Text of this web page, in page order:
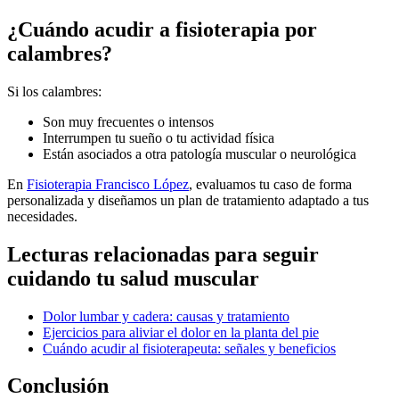
¿Cuándo acudir a fisioterapia por
calambres?
Si los calambres:
Son muy frecuentes o intensos
Interrumpen tu sueño o tu actividad física
Están asociados a otra patología muscular o neurológica
En Fisioterapia Francisco López, evaluamos tu caso de forma
personalizada y diseñamos un plan de tratamiento adaptado a tus
necesidades.
Lecturas relacionadas para seguir
cuidando tu salud muscular
Dolor lumbar y cadera: causas y tratamiento
Ejercicios para aliviar el dolor en la planta del pie
Cuándo acudir al fisioterapeuta: señales y beneficios
Conclusión